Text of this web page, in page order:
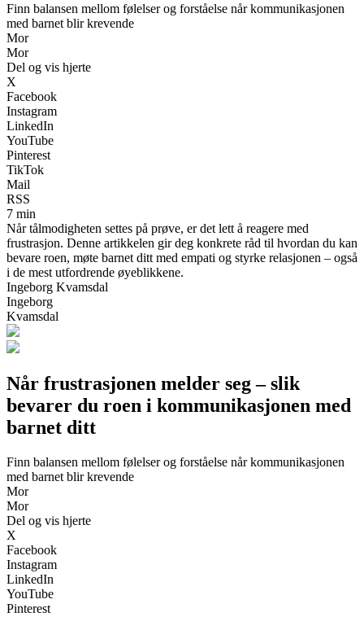
Finn balansen mellom følelser og forståelse når kommunikasjonen
med barnet blir krevende
Mor
Mor
Del og vis hjerte
X
Facebook
Instagram
LinkedIn
YouTube
Pinterest
TikTok
Mail
RSS
7 min
Når tålmodigheten settes på prøve, er det lett å reagere med
frustrasjon. Denne artikkelen gir deg konkrete råd til hvordan du kan
bevare roen, møte barnet ditt med empati og styrke relasjonen – også
i de mest utfordrende øyeblikkene.
Ingeborg Kvamsdal
Ingeborg
Kvamsdal
Når frustrasjonen melder seg – slik
bevarer du roen i kommunikasjonen med
barnet ditt
Finn balansen mellom følelser og forståelse når kommunikasjonen
med barnet blir krevende
Mor
Mor
Del og vis hjerte
X
Facebook
Instagram
LinkedIn
YouTube
Pinterest